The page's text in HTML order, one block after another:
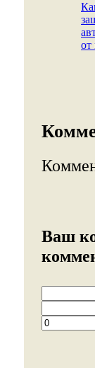
от
Ваш